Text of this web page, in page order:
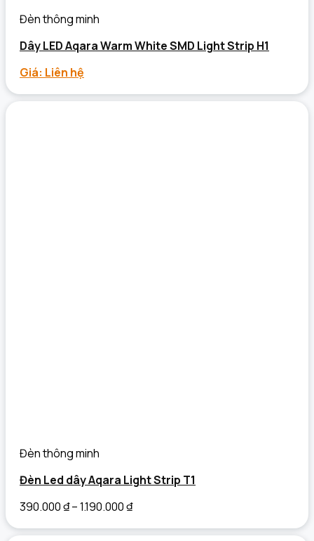
Đèn thông minh
Dây LED Aqara Warm White SMD Light Strip H1
Giá: Liên hệ
Đèn thông minh
Đèn Led dây Aqara Light Strip T1
390.000₫–1.190.000₫